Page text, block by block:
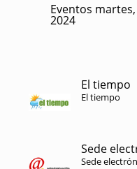
Eventos
2024
El tiempo
El tiempo
Sede
Sede